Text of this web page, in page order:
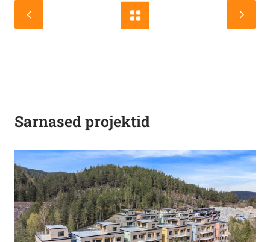
Sarnased projektid